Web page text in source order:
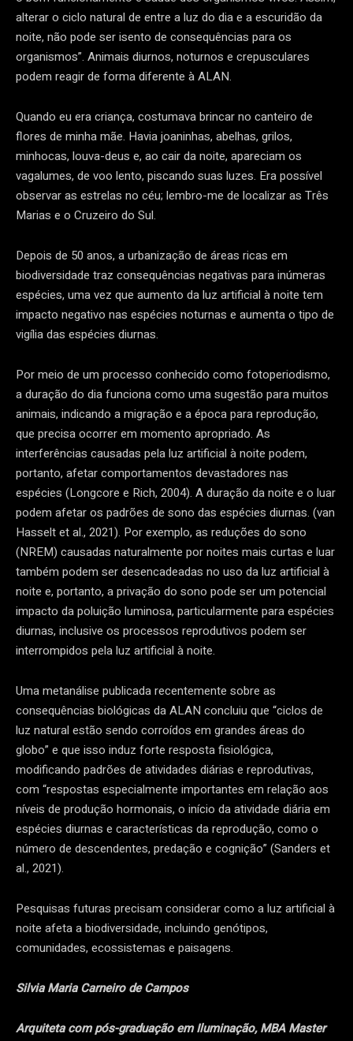
alterar o ciclo natural de entre a luz do dia e a escuridão da
noite, não pode ser isento de consequências para os
organismos”. Animais diurnos, noturnos e crepusculares
podem reagir de forma diferente à ALAN.
Quando eu era criança, costumava brincar no canteiro de
flores de minha mãe. Havia joaninhas, abelhas, grilos,
minhocas, louva-deus e, ao cair da noite, apareciam os
vagalumes, de voo lento, piscando suas luzes. Era possível
observar as estrelas no céu; lembro-me de localizar as Três
Marias e o Cruzeiro do Sul.
Depois de 50 anos, a urbanização de áreas ricas em
biodiversidade traz consequências negativas para inúmeras
espécies, uma vez que aumento da luz artificial à noite tem
impacto negativo nas espécies noturnas e aumenta o tipo de
vigília das espécies diurnas.
Por meio de um processo conhecido como fotoperiodismo,
a duração do dia funciona como uma sugestão para muitos
animais, indicando a migração e a época para reprodução,
que precisa ocorrer em momento apropriado. As
interferências causadas pela luz artificial à noite podem,
portanto, afetar comportamentos devastadores nas
espécies (Longcore e Rich, 2004). A duração da noite e o luar
podem afetar os padrões de sono das espécies diurnas. (van
Hasselt et al., 2021). Por exemplo, as reduções do sono
(NREM) causadas naturalmente por noites mais curtas e luar
também podem ser desencadeadas no uso da luz artificial à
noite e, portanto, a privação do sono pode ser um potencial
impacto da poluição luminosa, particularmente para espécies
diurnas, inclusive os processos reprodutivos podem ser
interrompidos pela luz artificial à noite.
Uma metanálise publicada recentemente sobre as
consequências biológicas da ALAN concluiu que “ciclos de
luz natural estão sendo corroídos em grandes áreas do
globo” e que isso induz forte resposta fisiológica,
modificando padrões de atividades diárias e reprodutivas,
com “respostas especialmente importantes em relação aos
níveis de produção hormonais, o início da atividade diária em
espécies diurnas e características da reprodução, como o
número de descendentes, predação e cognição” (Sanders et
al., 2021).
Pesquisas futuras precisam considerar como a luz artificial à
noite afeta a biodiversidade, incluindo genótipos,
comunidades, ecossistemas e paisagens.
Silvia Maria Carneiro de Campos
Arquiteta com pós-graduação em Iluminação, MBA Master